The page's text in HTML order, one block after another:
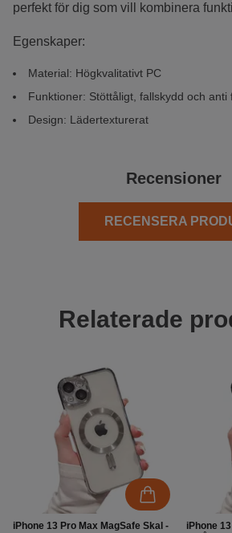
perfekt för dig som vill kombinera
Egenskaper:
Material: Högkvalitativt PC
Funktioner: Stöttåligt, fallskydd och anti
Design: L ädertexturerat
Recensioner
RECENSERA
Relaterade
iPhone 13 Pro Max MagSafe Skal -
iPhone